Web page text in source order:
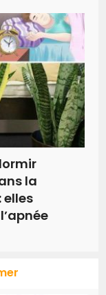
la
elles